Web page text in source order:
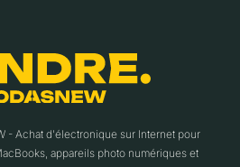
- Achat d'électronique sur Internet pour
appareils photo numériques et